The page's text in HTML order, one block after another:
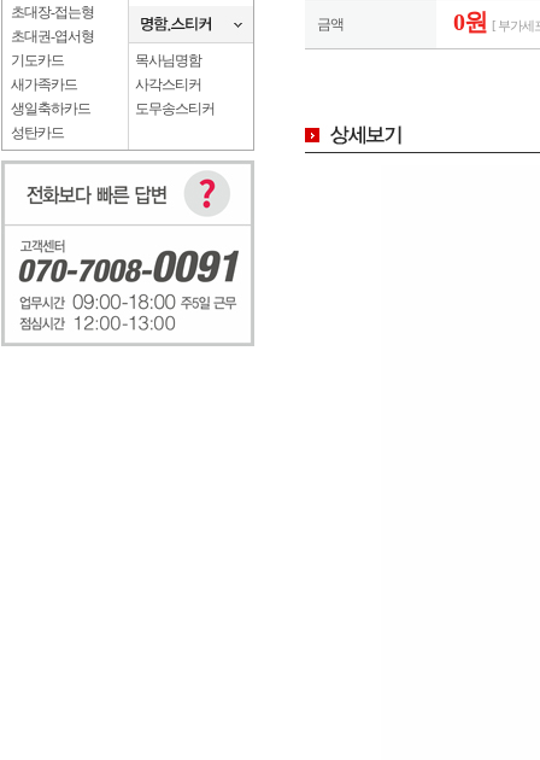
초대장-접는형
초대권-엽서형
기도카드
새가족카드
생일축하카드
성탄카드
목사님명함
사각스티커
도무송스티커
금액 0원 [ 부가세